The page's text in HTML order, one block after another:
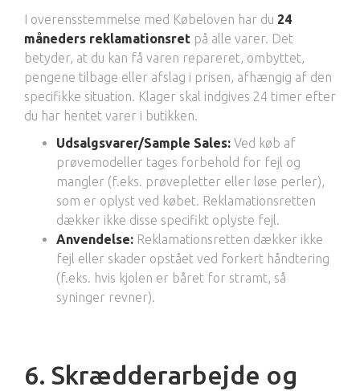
I overensstemmelse med Købeloven har du 24
måneders reklamationsret på alle varer. Det
betyder, at du kan få varen repareret, ombyttet,
pengene tilbage eller afslag i prisen, afhængig af den
specifikke situation. Klager skal indgives 24 timer efter
du har hentet varer i butikken.
Udsalgsvarer/Sample Sales: Ved køb af
prøvemodeller tages forbehold for fejl og
mangler (f.eks. prøvepletter eller løse perler),
som er oplyst ved købet. Reklamationsretten
dækker ikke disse specifikt oplyste fejl.
Anvendelse: Reklamationsretten dækker ikke
fejl eller skader opstået ved forkert håndtering
(f.eks. hvis kjolen er båret for stramt, så
syninger revner).
6. Skrædderarbejde og